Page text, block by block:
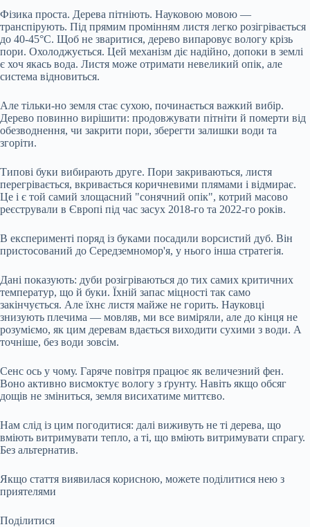
Фізика проста. Дерева пітніють. Науковою мовою —
транспірують. Під прямим промінням листя легко розігрівається
до 40-45°C. Щоб не зваритися, дерево випаровує вологу крізь
пори. Охолоджується. Цей механізм діє надійно, допоки в землі
є хоч якась вода. Листя може отримати невеликий опік, але
система відновиться.
Але тільки-но земля стає сухою, починається важкий вибір.
Дерево повинно вирішити: продовжувати пітніти й померти від
обезводнення, чи закрити пори, зберегти залишки води та
згоріти.
Типові буки вибирають друге. Пори закриваються, листя
перегрівається, вкривається коричневими плямами і відмирає.
Це і є той самий злощасний "сонячний опік", котрий масово
реєстрували в Європі під час засух 2018-го та 2022-го років.
В експерименті поряд із буками посадили ворсистий дуб. Він
пристосований до Середземномор'я, у нього інша стратегія.
Дані показують: дуби розігріваються до тих самих критичних
температур, що й буки. Їхній запас міцності так само
закінчується. Але їхнє листя майже не горить. Науковці
знизують плечима — мовляв, ми все виміряли, але до кінця не
розуміємо, як цим деревам вдається виходити сухими з води. А
точніше, без води зовсім.
Сенс ось у чому. Гаряче повітря працює як величезний фен.
Воно активно висмоктує вологу з ґрунту. Навіть якщо обсяг
дощів не зміниться, земля висихатиме миттєво.
Нам слід із цим погодитися: далі виживуть не ті дерева, що
вміють витримувати тепло, а ті, що вміють витримувати спрагу.
Без альтернатив.
Якщо стаття виявилася корисною, можете поділитися нею з
приятелями
Поділитися